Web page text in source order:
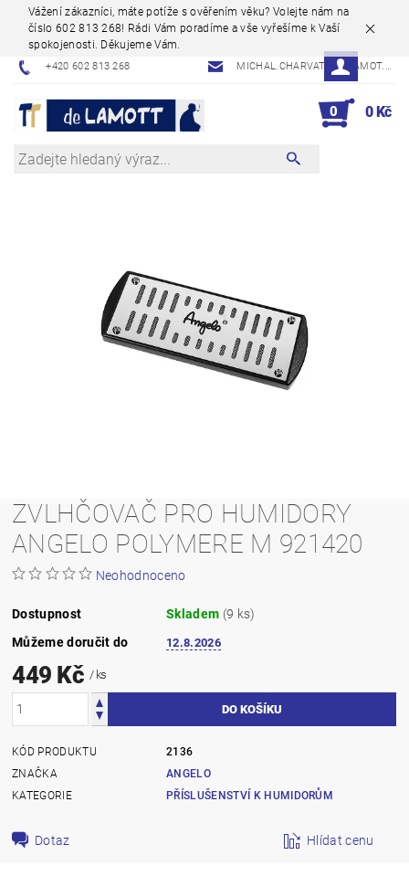
Vážení zákazníci, máte potíže s ověřením věku? Volejte nám na
číslo 602 813 268! Rádi Vám poradíme a vše vyřešíme k Vaší
spokojenosti. Děkujeme Vám.
+420 602 813 268 MICHAL.CHARVAT@DELAMOT.CZ
0 0 Kč
ZVLHČOVAČ PRO HUMIDORY
ANGELO POLYMERE M 921420
Neohodnoceno
Dostupnost Skladem (9 ks)
Můžeme doručit do
12.8.2026
449 Kč / ks
KÓD PRODUKTU
2136
ZNAČKA
ANGELO
KATEGORIE
PŘÍSLUŠENSTVÍ K HUMIDORŮM
Dotaz Hlídat cenu